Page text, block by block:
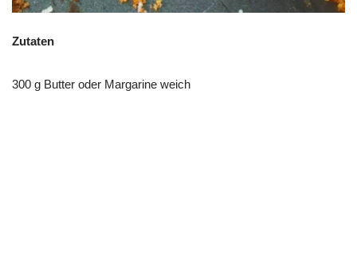
Zutaten
300 g Butter oder Margarine weich